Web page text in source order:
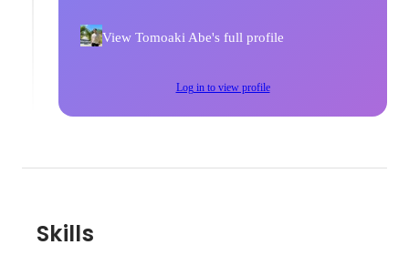
View Tomoaki Abe's full profile
Log in to view profile
Skills